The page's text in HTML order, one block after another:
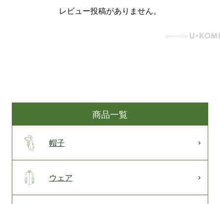
レビュー投稿がありません。
商品一覧
帽子
ウェア